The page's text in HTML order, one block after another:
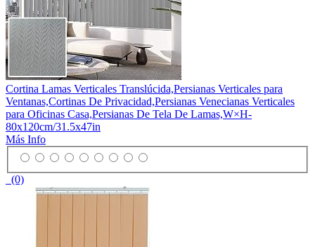
Cortina Lamas Verticales Translúcida,Persianas Verticales para
Ventanas,Cortinas De Privacidad,Persianas Venecianas Verticales
para Oficinas Casa,Persianas De Tela De Lamas,W×H-
80x120cm/31.5x47in
Más Info
(0)